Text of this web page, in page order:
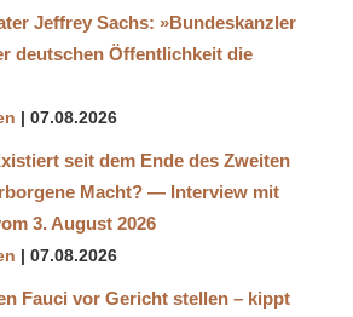
Jeffrey Sachs: »Bundeskanzler
deutschen Öffentlichkeit die
07.08.2026
seit dem Ende des Zweiten
Macht? — Interview mit
3. August 2026
07.08.2026
Fauci vor Gericht stellen – kippt